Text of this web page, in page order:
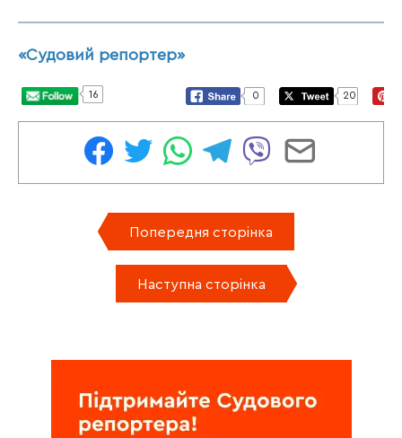
«Судовий репортер»
16 0 20
Попередня сторінка
Наступна сторінка